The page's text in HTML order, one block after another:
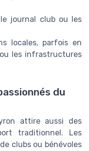
journal club ou les
locales, parfois en
les infrastructures
du
attire aussi des
traditionnel. Les
clubs ou bénévoles